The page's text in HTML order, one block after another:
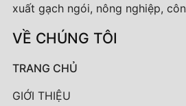
xuất gạch ngói, nông nghiệp,
VỀ CHÚNG TÔI
TRANG CHỦ
GIỚI THIỆU